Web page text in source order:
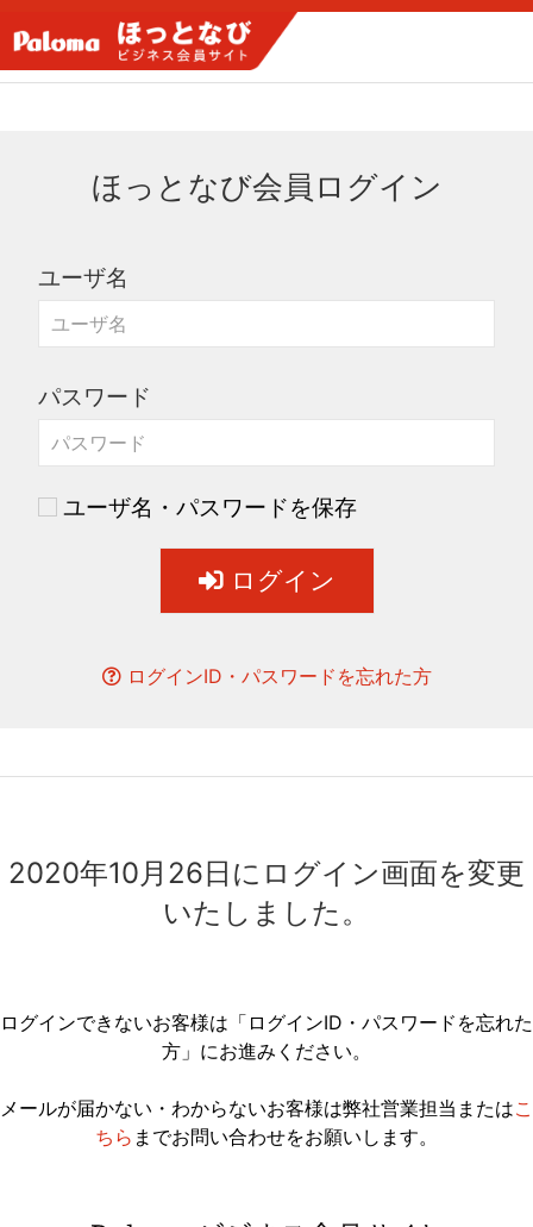
ほっとなび会員ログイン
ユーザ名
パスワード
ユーザ名・パスワードを保存
ログイン
ログインID・パスワードを忘れた方
2020年10月26日にログイン画面を変更
いたしました。
ログインできないお客様は「ログインID・パスワードを忘れた
方」にお進みください。
メールが届かない・わからないお客様は弊社営業担当またはこ
ちら までお問い合わせをお願いします。